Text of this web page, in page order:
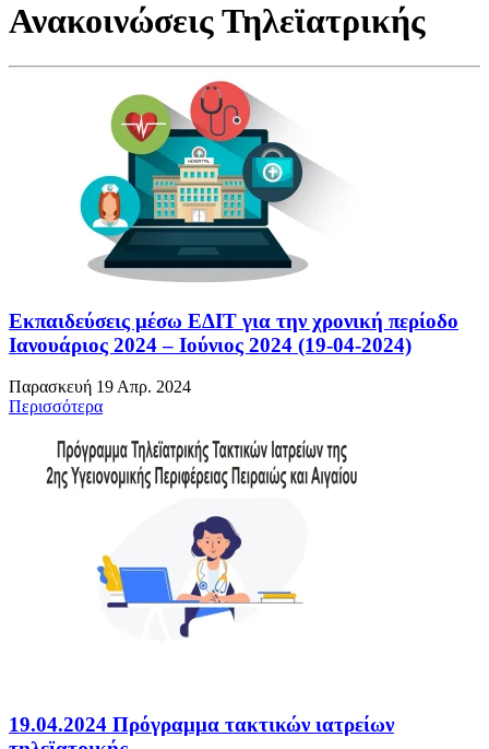
Ανακοινώσεις Τηλεϊατρικής
Εκπαιδεύσεις μέσω ΕΔΙΤ για την χρονική περίοδο
Ιανουάριος 2024 – Ιούνιος 2024 (19-04-2024)
Παρασκευή 19 Απρ. 2024
Περισσότερα
19.04.2024 Πρόγραμμα τακτικών ιατρείων